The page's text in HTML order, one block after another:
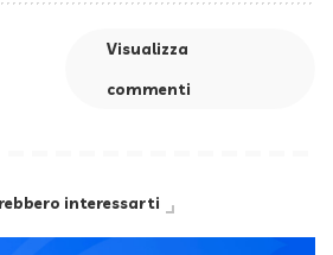
Visualizza
commenti
interessarti